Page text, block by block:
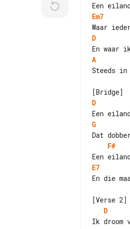
Em7
D
A
Steeds in
D
G
F#
E7
En die
D